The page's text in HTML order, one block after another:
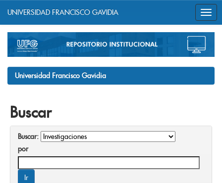
navigation
UNIVERSIDAD FRANCISCO GAVIDIA
Universidad Francisco Gavidia
Buscar
Buscar:
por